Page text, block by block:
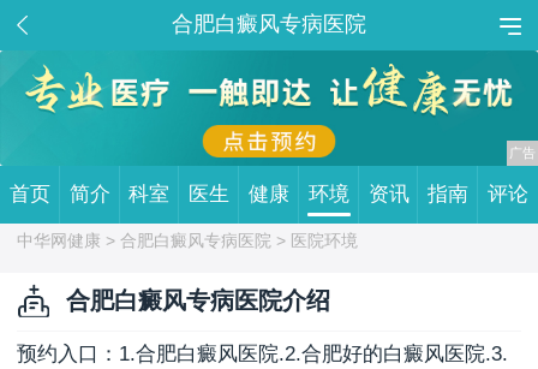
合肥白癜风专病医院
首页 简介 科室 医生 健康 环境 资讯 指南 评论
中华网健康 >合肥白癜风专病医院 > 医院环境
合肥白癜风专病医院介绍
预约入口：1.合肥白癜风医院.2.合肥好的白癜风医院.3.